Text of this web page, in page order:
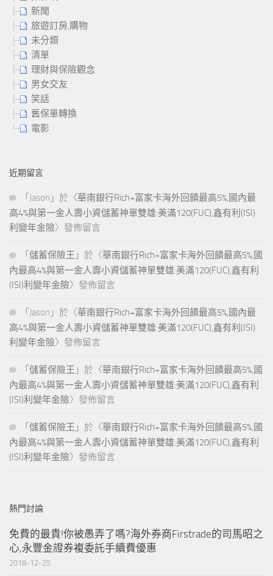
新聞
旅遊訂房,購物
未分類
清單
理財與保險觀念
男女交友
笑話
舊保單轉換
電影
近期留言
「 Jason 」於〈華南銀行Rich+富家卡海外回饋最高5%,國內最
高4%與第一金人壽小資儲蓄神單雙雄:美滿120(FUC),鑫有利(ISI)
利變年金險〉發佈留言
「 儲蓄保險王 」於〈華南銀行Rich+富家卡海外回饋最高5%,國
內最高4%與第一金人壽小資儲蓄神單雙雄:美滿120(FUC),鑫有利
(ISI)利變年金險〉發佈留言
「 Jason 」於〈華南銀行Rich+富家卡海外回饋最高5%,國內最
高4%與第一金人壽小資儲蓄神單雙雄:美滿120(FUC),鑫有利(ISI)
利變年金險〉發佈留言
「 儲蓄保險王 」於〈華南銀行Rich+富家卡海外回饋最高5%,國
內最高4%與第一金人壽小資儲蓄神單雙雄:美滿120(FUC),鑫有利
(ISI)利變年金險〉發佈留言
「 儲蓄保險王 」於〈華南銀行Rich+富家卡海外回饋最高5%,國
內最高4%與第一金人壽小資儲蓄神單雙雄:美滿120(FUC),鑫有利
(ISI)利變年金險〉發佈留言
熱門討論
免費的最貴!你被愚弄了嗎?海外券商Firstrade的司馬昭之
心,永豐金證券複委託手續費優惠
2018-12-25